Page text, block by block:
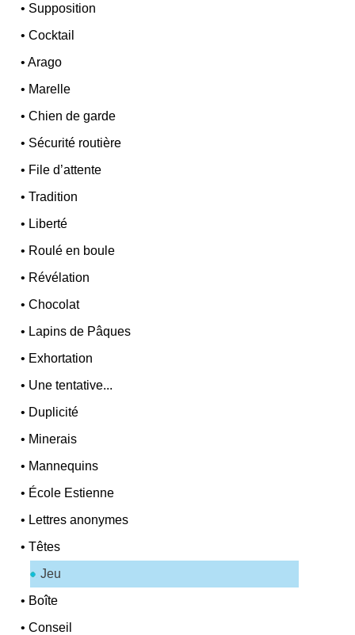
• Supposition
•Cocktail
•Arago
• Marelle
•Chien de garde
• Sécurité routière
• File d’attente
•Tradition
• Liberté
• Roulé en boule
• Révélation
•Chocolat
• Lapins de Pâques
• Exhortation
• Une tentative...
• Duplicité
• Minerais
• Mannequins
• École Estienne
• Lettres anonymes
•Têtes
Jeu
• Boîte
•Conseil